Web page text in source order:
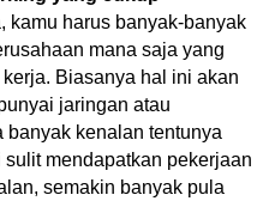
kamu harus banyak-banyak
mana saja yang
Biasanya hal ini akan
jaringan atau
banyak kenalan tentunya
mendapatkan pekerjaan
semakin banyak pula